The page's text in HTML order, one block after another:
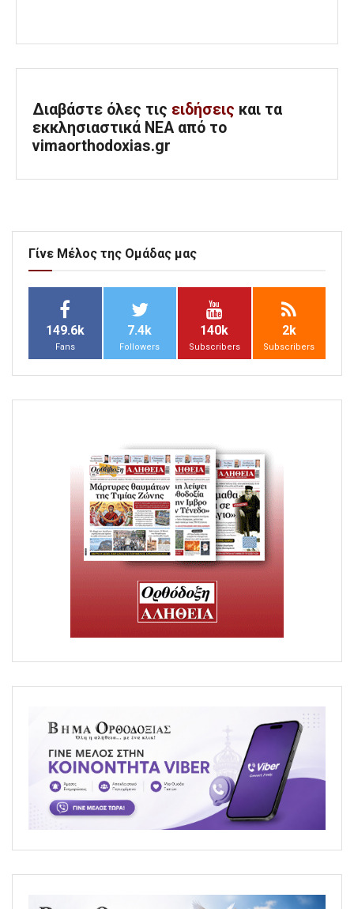
Διαβάστε όλες τις ειδήσεις και τα
εκκλησιαστικά ΝΕΑ από το
vimaorthodoxias.gr
Γίνε Μέλος της Ομάδας μας
149.6k
Fans
7.4k
Followers
140k
Subscribers
2k
Subscribers